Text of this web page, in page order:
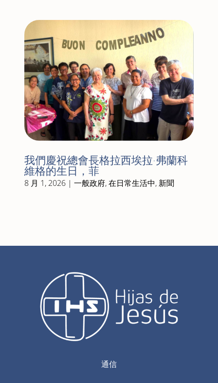
我們慶祝總會長格拉西埃拉·弗蘭科
維格的生日，菲
8 月 1, 2026| 一般政府,在日常生活中, 新聞
通信